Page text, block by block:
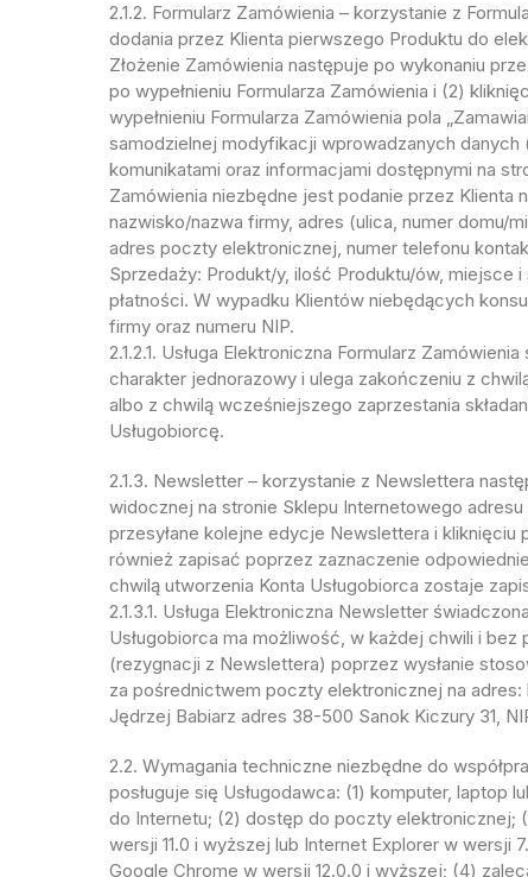
2.1.2. Formularz Zamówienia – korzystanie z
dodania przez Klienta pierwszego Produktu do
Złożenie Zamówienia następuje po wykonaniu
po wypełnieniu Formularza Zamówienia i (2)
wypełnieniu Formularza Zamówienia pola
samodzielnej modyfikacji wprowadzanych
komunikatami oraz informacjami dostępnymi na
Zamówienia niezbędne jest podanie przez
nazwisko/nazwa firmy, adres (ulica, numer domu/
adres poczty elektronicznej, numer telefonu
Sprzedaży: Produkt/y, ilość Produktu/ów, miejsce
płatności. W wypadku Klientów niebędących
firmy oraz numeru NIP.
2.1.2.1. Usługa Elektroniczna Formularz
charakter jednorazowy i ulega zakończeniu z
albo z chwilą wcześniejszego zaprzestania
Usługobiorcę.
2.1.3. Newsletter – korzystanie z Newslettera
widocznej na stronie Sklepu Internetowego
przesyłane kolejne edycje Newslettera i kliknięciu
również zapisać poprzez zaznaczenie
chwilą utworzenia Konta Usługobiorca zostaje
2.1.3.1. Usługa Elektroniczna Newsletter
Usługobiorca ma możliwość, w każdej chwili i
(rezygnacji z Newslettera) poprzez wysłanie
za pośrednictwem poczty elektronicznej na
Jędrzej Babiarz adres 38-500 Sanok Kiczury 31,
2.2. Wymagania techniczne niezbędne do
posługuje się Usługodawca: (1) komputer, laptop
do Internetu; (2) dostęp do poczty elektronicznej;
wersji 11.0 i wyższej lub Internet Explorer w wersji
Google Chrome w wersji 12.0.0 i wyższej; (4)